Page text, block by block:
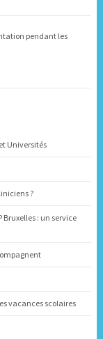
pendant les
Universités
?
Bruxelles : un service
vacances scolaires